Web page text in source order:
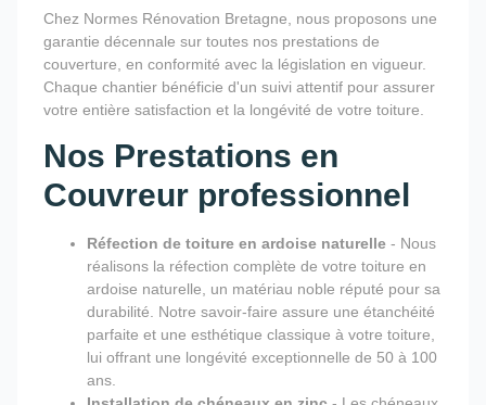
Chez Normes Rénovation Bretagne, nous proposons une
garantie décennale sur toutes nos prestations de
couverture, en conformité avec la législation en vigueur.
Chaque chantier bénéficie d'un suivi attentif pour assurer
votre entière satisfaction et la longévité de votre toiture.
Nos Prestations en
Couvreur professionnel
Réfection de toiture en ardoise naturelle - Nous
réalisons la réfection complète de votre toiture en
ardoise naturelle, un matériau noble réputé pour sa
durabilité. Notre savoir-faire assure une étanchéité
parfaite et une esthétique classique à votre toiture,
lui offrant une longévité exceptionnelle de 50 à 100
ans.